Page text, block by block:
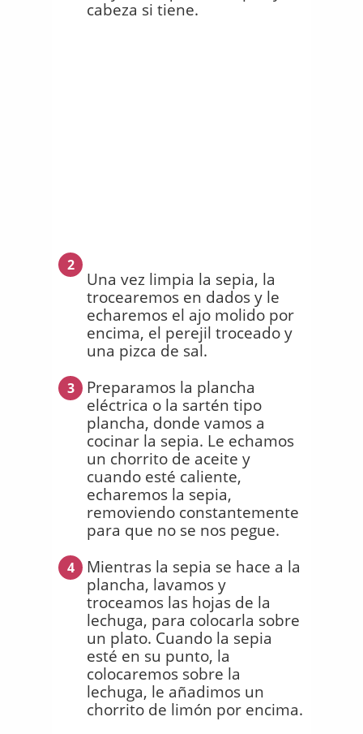
cabeza si tiene.
2
Una vez limpia la sepia, la
trocearemos en dados y le
echaremos el ajo molido por
encima, el perejil troceado y
una pizca de sal.
3
Preparamos la plancha
eléctrica o la sartén tipo
plancha, donde vamos a
cocinar la sepia. Le echamos
un chorrito de aceite y
cuando esté caliente,
echaremos la sepia,
removiendo constantemente
para que no se nos pegue.
4
Mientras la sepia se hace a la
plancha, lavamos y
troceamos las hojas de la
lechuga, para colocarla sobre
un plato. Cuando la sepia
esté en su punto, la
colocaremos sobre la
lechuga, le añadimos un
chorrito de limón por encima.